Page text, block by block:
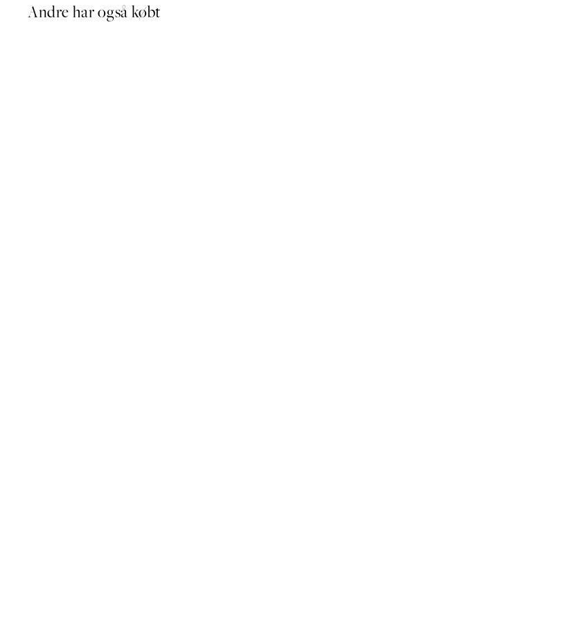
Andre har også købt